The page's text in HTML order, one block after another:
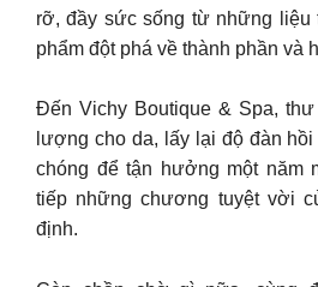
rỡ, đầy sức sống từ những liệu
phẩm đột phá về thành phần và
Đến Vichy Boutique & Spa,
lượng cho da, lấy lại độ đàn
chóng để tận hưởng một năm
tiếp những chương tuyệt vời
định.